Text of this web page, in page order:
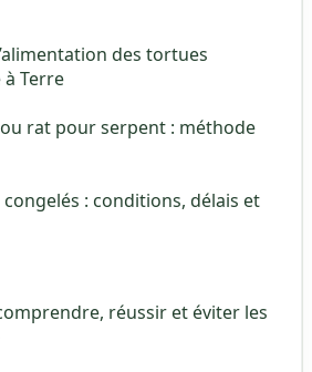
des tortues
Terre
rat pour serpent : méthode
: conditions, délais et
réussir et éviter les